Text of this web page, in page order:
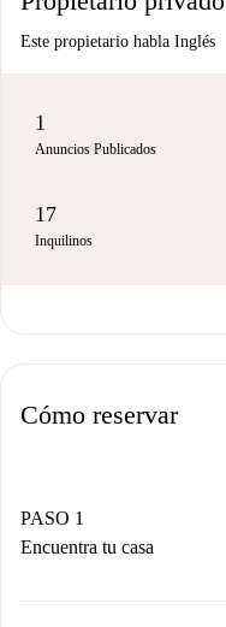
Este propietario habla Inglés
1
Anuncios Publicados
17
Inquilinos
Cómo reservar
PASO 1
Encuentra tu casa